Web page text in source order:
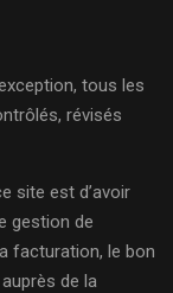
tous les
révisés
site est d’avoir
gestion de
facturation, le bon
de la